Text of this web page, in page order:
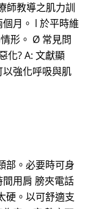
師教導之肌力訓
個月。 l 於平時維
形。 Ø 常見問
化? A: 文獻顯
強化呼吸與肌
部。必要時可身
間用肩 膀夾電話
硬。以可舒適支